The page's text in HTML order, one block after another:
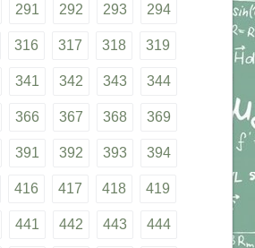
291 292 293 294
316 317 318 319
341 342 343 344
366 367 368 369
391 392 393 394
416 417 418 419
441 442 443 444